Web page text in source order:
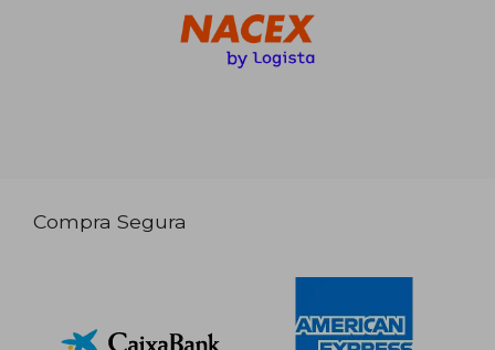
Compra Segura